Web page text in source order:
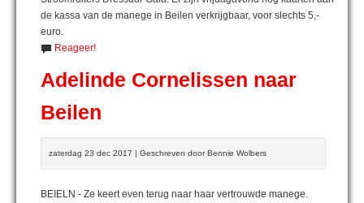
de kassa van de manege in Beilen verkrijgbaar, voor slechts 5,-
euro.
Reageer!
Adelinde Cornelissen naar
Beilen
zaterdag 23 dec 2017 | Geschreven door Bennie Wolbers
BEIELN - Ze keert even terug naar haar vertrouwde manege.